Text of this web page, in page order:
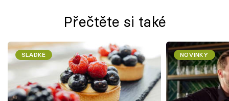
Přečtěte si také
SLADKÉ NOVINKY